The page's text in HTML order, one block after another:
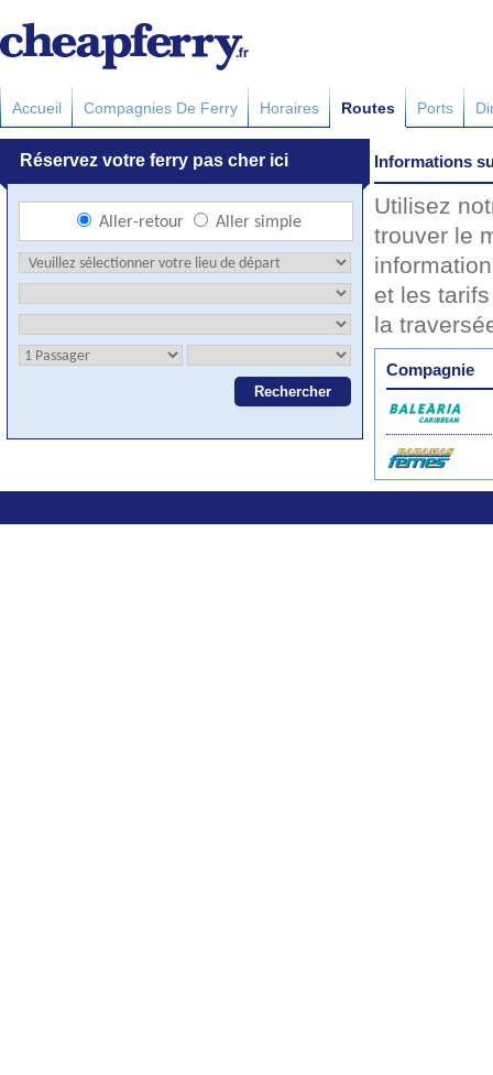
Accueil Compagnies De Ferry Horaires Routes Ports
Informations
Utilisez
trouver le
et les
la
Compagnie